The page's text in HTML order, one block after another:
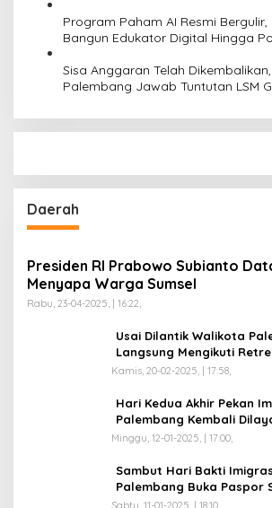
Program Paham AI Resmi Bergulir,
Bangun Edukator Digital Hingga
Sisa Anggaran Telah
Palembang Jawab Tuntutan LSM
Daerah
Presiden RI Prabowo Subianto
Menyapa Warga Sumsel
Rabu, 23-04-2025, | 16:22,
Usai Dilantik Walikota
Langsung Mengikuti
Kamis, 20-02-2025, | 17:58,
Hari Kedua Akhir Pekan
Palembang Kembali
Minggu, 12-01-2025, | 17:00,
Sambut Hari Bakti
Palembang Buka Paspor
Pekan
Sabtu, 11-01-2025, | 18:10,